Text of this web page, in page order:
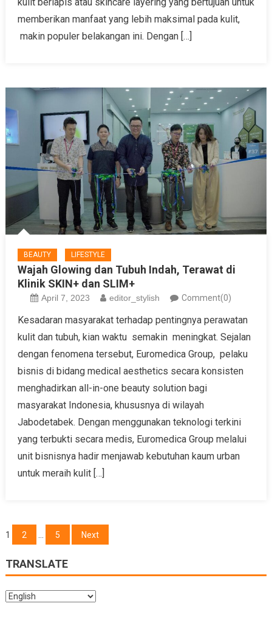
memberikan manfaat yang lebih maksimal pada kulit,
makin populer belakangan ini. Dengan […]
BEAUTY LIFESTYLE
Wajah Glowing dan Tubuh Indah, Terawat di
Klinik SKIN+ dan SLIM+
April 7, 2023 editor_stylish Comment(0)
Kesadaran masyarakat terhadap pentingnya perawatan
kulit dan tubuh, kian waktu semakin meningkat. Sejalan
dengan fenomena tersebut, Euromedica Group, pelaku
bisnis di bidang medical aesthetics secara konsisten
menghadirkan all-in-one beauty solution bagi
masyarakat Indonesia, khususnya di wilayah
Jabodetabek. Dengan menggunakan teknologi terkini
yang terbukti secara medis, Euromedica Group melalui
unit bisnisnya hadir menjawab kebutuhan kaum urban
untuk meraih kulit […]
Posts
navigation
1 2 5 Next
TRANSLATE